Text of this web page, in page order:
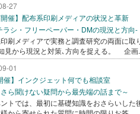
27
開催】配布系印刷メディアの状況と革新
ラシ・フリーペーパー・DMの現況と方向-
刷メディアで実務と調査研究の両面に取
見から現況と対策､方向を捉える。 企画
01
催】インクジェット何でも相談室
ら聞けない疑問から最先端の話まで～
トでは、最初に基礎知識をおさらいした